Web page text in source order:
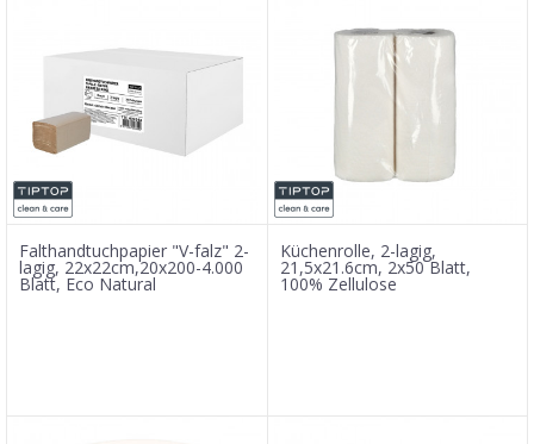
Falthandtuchpapier "V-falz" 2-
lagig, 22x22cm,20x200-4.000
Blatt, Eco Natural
Küchenrolle, 2-lagig,
21,5x21.6cm, 2x50 Blatt,
100% Zellulose